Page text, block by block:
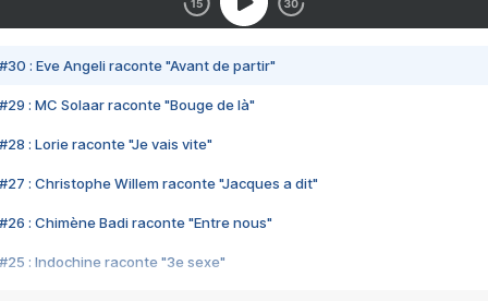
#30 : Eve Angeli raconte "Avant de partir"
#29 : MC Solaar raconte "Bouge de là"
#28 : Lorie raconte "Je vais vite"
#27 : Christophe Willem raconte "Jacques a dit"
#26 : Chimène Badi raconte "Entre nous"
#25 : Indochine raconte "3e sexe"